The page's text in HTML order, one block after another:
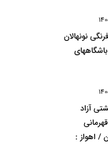
نونهالان
آزاد
/ اهواز :